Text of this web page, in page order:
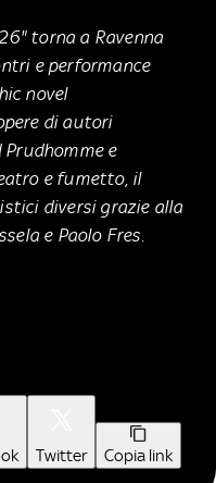
torna a Ravenna
e performance
novel
di autori
e
e fumetto, il
diversi grazie alla
e Paolo Fres.
Twitter Copia link